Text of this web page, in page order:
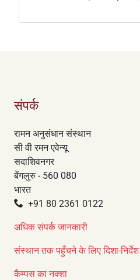
संपर्क
रामन अनुसंधान संस्थान
सी वी रमन एवेन्यू
सदाशिवनगर
बेंगलुरु - 560 080
भारत
+91 80 2361 0122
अधिक संपर्क जानकारी
संस्थान तक पहुँचने के लिए दिशा-निर्देश
कैम्पस का नक्शा